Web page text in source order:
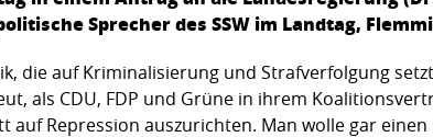
Sprecher des SSW im Landtag,
die auf Kriminalisierung und Strafverfolgung
als CDU, FDP und Grüne in ihrem
Repression auszurichten. Man wolle gar